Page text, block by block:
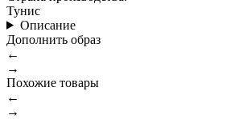
Тунис
Описание
Дополнить образ
←
→
Похожие товары
←
→